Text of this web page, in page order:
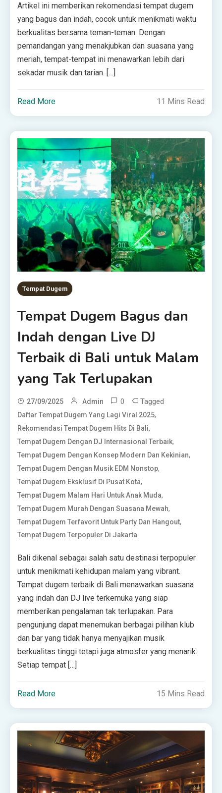
Artikel ini memberikan rekomendasi tempat dugem
yang bagus dan indah, cocok untuk menikmati waktu
berkualitas bersama teman-teman. Dengan
pemandangan yang menakjubkan dan suasana yang
meriah, tempat-tempat ini menawarkan lebih dari
sekadar musik dan tarian. […]
Read More 11 Mins Read
Tempat Dugem
Tempat Dugem Bagus dan
Indah dengan Live DJ
Terbaik di Bali untuk Malam
yang Tak Terlupakan
27/09/2025 Admin 0 Tagged
Daftar Tempat Dugem Yang Lagi Viral 2025,
Rekomendasi Tempat Dugem Hits Di Bali,
Tempat Dugem Dengan DJ Internasional Terbaik,
Tempat Dugem Dengan Konsep Modern Dan Kekinian,
Tempat Dugem Dengan Musik EDM Nonstop,
Tempat Dugem Eksklusif Di Pusat Kota,
Tempat Dugem Malam Hari Untuk Anak Muda,
Tempat Dugem Murah Dengan Suasana Mewah,
Tempat Dugem Terfavorit Untuk Party Dan Hangout,
Tempat Dugem Terpopuler Di Jakarta
Bali dikenal sebagai salah satu destinasi terpopuler
untuk menikmati kehidupan malam yang vibrant.
Tempat dugem terbaik di Bali menawarkan suasana
yang indah dan DJ live terkemuka yang siap
memberikan pengalaman tak terlupakan. Para
pengunjung dapat menemukan berbagai pilihan klub
dan bar yang tidak hanya menyajikan musik
berkualitas tinggi tetapi juga atmosfer yang menarik.
Setiap tempat […]
Read More 15 Mins Read